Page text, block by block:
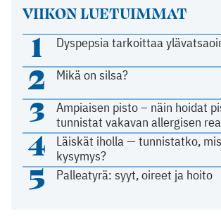
VIIKON LUETUIMMAT
1 Dyspepsia tarkoittaa
2 Mikä on silsa?
3
Ampiaisen pisto – näin hoidat
tunnistat vakavan allergisen
4
Läiskät iholla — tunnistatko,
kysymys?
5 Palleatyrä: syyt, oireet ja hoito